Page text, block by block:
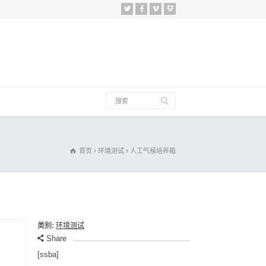
首页 环境测试 人工气候培养箱
类别: 环境测试
Share
[ssba]